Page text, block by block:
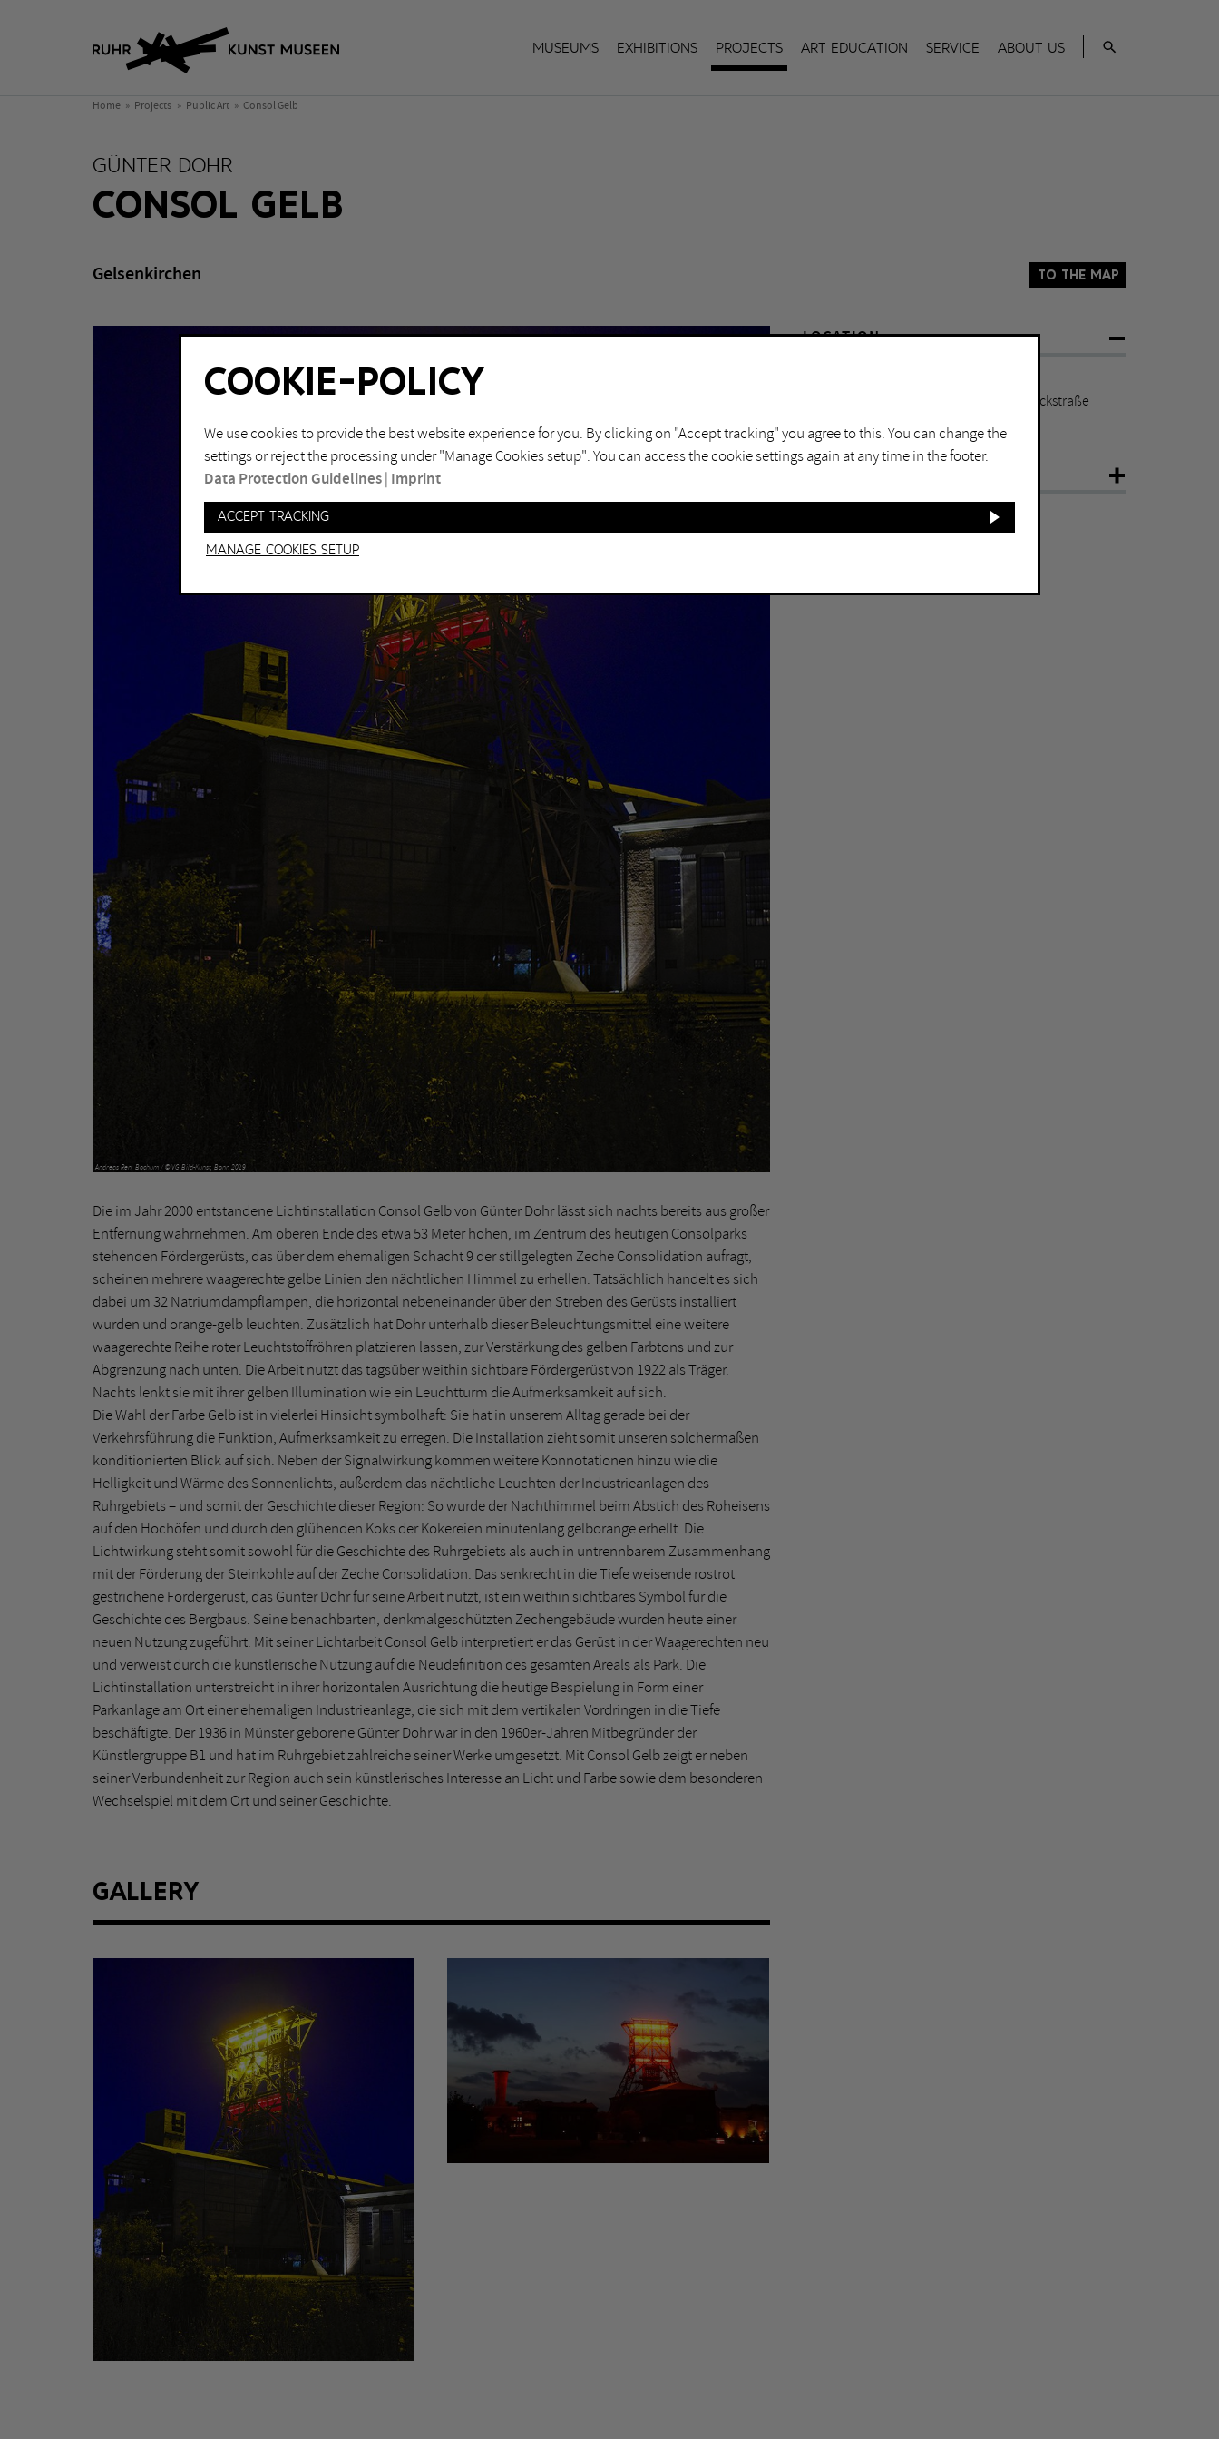
Museums Exhibitions Projects Art Education Service About us
Home Projects Public Art Consol Gelb
GÜNTER DOHR
CONSOL GELB
Gelsenkirchen To the map
Andreas Ren, Bochum / © VG Bild-Kunst, Bonn 2019
Die im Jahr 2000 entstandene Lichtinstallation Consol Gelb von Günter Dohr lässt sich nachts bereits aus großer
Entfernung wahrnehmen. Am oberen Ende des etwa 53 Meter hohen, im Zentrum des heutigen Consolparks
stehenden Fördergerüsts, das über dem ehemaligen Schacht 9 der stillgelegten Zeche Consolidation aufragt,
scheinen mehrere waagerechte gelbe Linien den nächtlichen Himmel zu erhellen. Tatsächlich handelt es sich
dabei um 32 Natriumdampflampen, die horizontal nebeneinander über den Streben des Gerüsts installiert
wurden und orange-gelb leuchten. Zusätzlich hat Dohr unterhalb dieser Beleuchtungsmittel eine weitere
waagerechte Reihe roter Leuchtstoffröhren platzieren lassen, zur Verstärkung des gelben Farbtons und zur
Abgrenzung nach unten. Die Arbeit nutzt das tagsüber weithin sichtbare Fördergerüst von 1922 als Träger.
Nachts lenkt sie mit ihrer gelben Illumination wie ein Leuchtturm die Aufmerksamkeit auf sich.
Die Wahl der Farbe Gelb ist in vielerlei Hinsicht symbolhaft: Sie hat in unserem Alltag gerade bei der
Verkehrsführung die Funktion, Aufmerksamkeit zu erregen. Die Installation zieht somit unseren solchermaßen
konditionierten Blick auf sich. Neben der Signalwirkung kommen weitere Konnotationen hinzu wie die
Helligkeit und Wärme des Sonnenlichts, außerdem das nächtliche Leuchten der Industrieanlagen des
Ruhrgebiets – und somit der Geschichte dieser Region: So wurde der Nachthimmel beim Abstich des Roheisens
auf den Hochöfen und durch den glühenden Koks der Kokereien minutenlang gelborange erhellt. Die
Lichtwirkung steht somit sowohl für die Geschichte des Ruhrgebiets als auch in untrennbarem Zusammenhang
mit der Förderung der Steinkohle auf der Zeche Consolidation. Das senkrecht in die Tiefe weisende rostrot
gestrichene Fördergerüst, das Günter Dohr für seine Arbeit nutzt, ist ein weithin sichtbares Symbol für die
Geschichte des Bergbaus. Seine benachbarten, denkmalgeschützten Zechengebäude wurden heute einer
neuen Nutzung zugeführt. Mit seiner Lichtarbeit Consol Gelb interpretiert er das Gerüst in der Waagerechten neu
und verweist durch die künstlerische Nutzung auf die Neudefinition des gesamten Areals als Park. Die
Lichtinstallation unterstreicht in ihrer horizontalen Ausrichtung die heutige Bespielung in Form einer
Parkanlage am Ort einer ehemaligen Industrieanlage, die sich mit dem vertikalen Vordringen in die Tiefe
beschäftigte. Der 1936 in Münster geborene Günter Dohr war in den 1960er-Jahren Mitbegründer der
Künstlergruppe B1 und hat im Ruhrgebiet zahlreiche seiner Werke umgesetzt. Mit Consol Gelb zeigt er neben
seiner Verbundenheit zur Region auch sein künstlerisches Interesse an Licht und Farbe sowie dem besonderen
Wechselspiel mit dem Ort und seiner Geschichte.
GALLERY
LOCATION
ehemalige Zeche Consolidation, Bismarckstraße
COOKIE-POLICY
We use cookies to provide the best website experience for you. By clicking on "Accept tracking" you agree to this. You can change the
settings or reject the processing under "Manage Cookies setup". You can access the cookie settings again at any time in the footer.
Data Protection Guidelines| Imprint
Accept tracking
Manage Cookies setup